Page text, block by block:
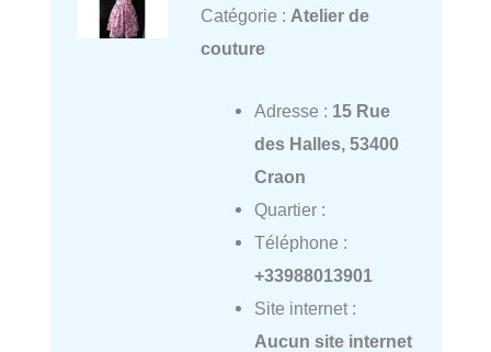
Catégorie : Atelier de
couture
Adresse : 15 Rue
des Halles, 53400
Craon
Quartier :
Téléphone :
+33988013901
Site internet :
Aucun site internet